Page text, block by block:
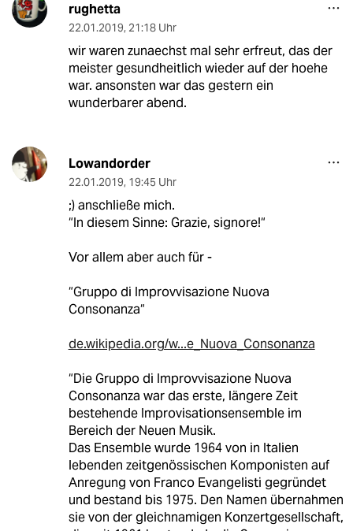
rughetta
22.01.2019, 21:18 Uhr
wir waren zunaechst mal sehr erfreut, das der
meister gesundheitlich wieder auf der hoehe
war. ansonsten war das gestern ein
wunderbarer abend.
Lowandorder
22.01.2019, 19:45 Uhr
;) anschließe mich.
“In diesem Sinne: Grazie, signore!“
Vor allem aber auch für -
“Gruppo di Improvvisazione Nuova
Consonanza“
de.wikipedia.org/w...e_Nuova_Consonanza
“Die Gruppo di Improvvisazione Nuova
Consonanza war das erste, längere Zeit
bestehende Improvisationsensemble im
Bereich der Neuen Musik.
Das Ensemble wurde 1964 von in Italien
lebenden zeitgenössischen Komponisten auf
Anregung von Franco Evangelisti gegründet
und bestand bis 1975. Den Namen übernahmen
sie von der gleichnamigen Konzertgesellschaft,